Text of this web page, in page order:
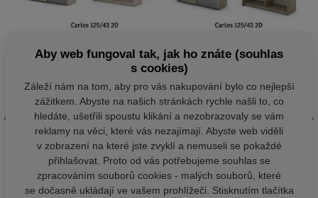
Aby web fungoval tak, jak ho znáte (souhlas
s cookies)
Záleží nám na tom, aby pro vás nakupování bylo co nejlepší
zážitkem. Abyste na našich stránkách rychle našli to, co
hledáte, ušetřili spoustu klikání a nezobrazovaly se vám
reklamy na věci, které vás nezajímají. Abyste web viděli
v zobrazení na které jste zvyklí a nemuseli se pokaždé
přihlašovat. Proto od vás potřebujeme souhlas se
zpracováním souborů cookies - malých souborů, které
se dočasně ukládají ve vašem prohlížeči. Stisknutím tlačítka